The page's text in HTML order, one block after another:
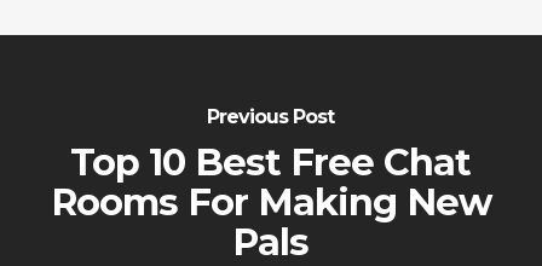
Previous Post
Top 10 Best Free Chat
Rooms For Making New
Pals